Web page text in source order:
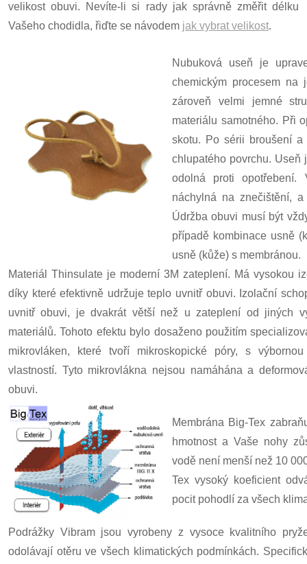
velikost obuvi. Nevíte-li si rady jak správně změřit délku
Vašeho chodidla, řiďte se návodem jak vybrat velikost.
Nubuková useň je
chemickým procesem na
zároveň velmi jemné
materiálu samotného. Při
skotu. Po sérii broušení
chlupatého povrchu. Useň
odolná proti opotřebení.
náchylná na znečištění,
Údržba obuvi musí být
případě kombinace usně
usně (kůže) s membránou.
Materiál Thinsulate je moderní 3M zateplení. Má vysokou
díky které efektivně udržuje teplo uvnitř obuvi. Izolační
uvnitř obuvi, je dvakrát větší než u zateplení od jiných
materiálů. Tohoto efektu bylo dosaženo použitím
mikrovláken, které tvoří mikroskopické póry, s
vlastností. Tyto mikrovlákna nejsou namáhána a
obuvi.
Membrána Big-Tex
hmotnost a Vaše nohy
vodě není menší než 10
Tex vysoký koeficient
pocit pohodlí za všech
Podrážky Vibram jsou vyrobeny z vysoce kvalitního
odolávají otěru ve všech klimatických podmínkách.